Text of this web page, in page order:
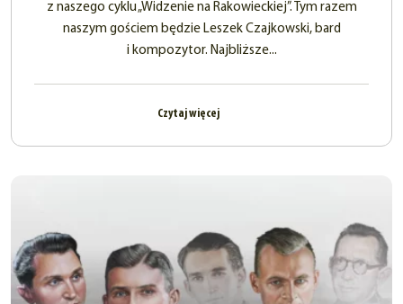
z naszego cyklu „Widzenie na Rakowieckiej”. Tym razem
naszym gościem będzie Leszek Czajkowski, bard
i kompozytor. Najbliższe...
Czytaj więcej